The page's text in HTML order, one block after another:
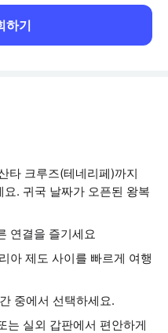
하기
타 크루즈(테네리페)까지
. 귀국 날짜가 오픈된 왕복
연결을 즐기세요
아 제도 사이를 빠르게 여행
중에서 선택하세요.
는 실외 갑판에서 편안하게